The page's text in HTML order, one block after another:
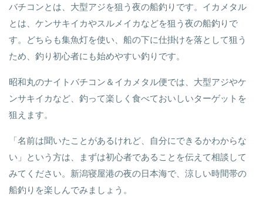
バチコンとは、大型アジを狙う夜の船釣りです。イカメタル
とは、ケンサキイカやスルメイカなどを狙う夜の船釣りで
す。どちらも集魚灯を使い、船の下に仕掛けを落として狙う
ため、釣り初心者にも始めやすい釣りです。
昭和丸のナイトバチコン＆イカメタル便では、大型アジやケ
ンサキイカなど、釣って楽しく食べておいしいターゲットを
狙えます。
「名前は聞いたことがあるけれど、自分にできるかわからな
い」という方は、まずは初心者であることを伝えて相談して
みてください。新潟寝屋港の夜の日本海で、涼しい時間帯の
船釣りを楽しんでみましょう。